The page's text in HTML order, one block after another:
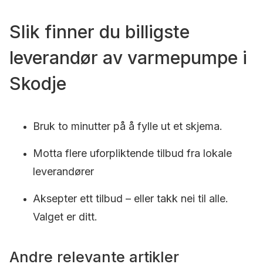
Slik finner du billigste
leverandør av varmepumpe i
Skodje
Bruk to minutter på å fylle ut et skjema.
Motta flere uforpliktende tilbud fra lokale
leverandører
Aksepter ett tilbud – eller takk nei til alle.
Valget er ditt.
Andre relevante artikler